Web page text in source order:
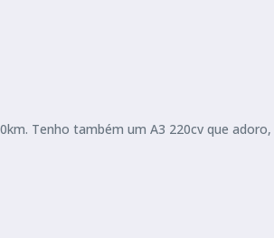
Tenho também um A3 220cv que